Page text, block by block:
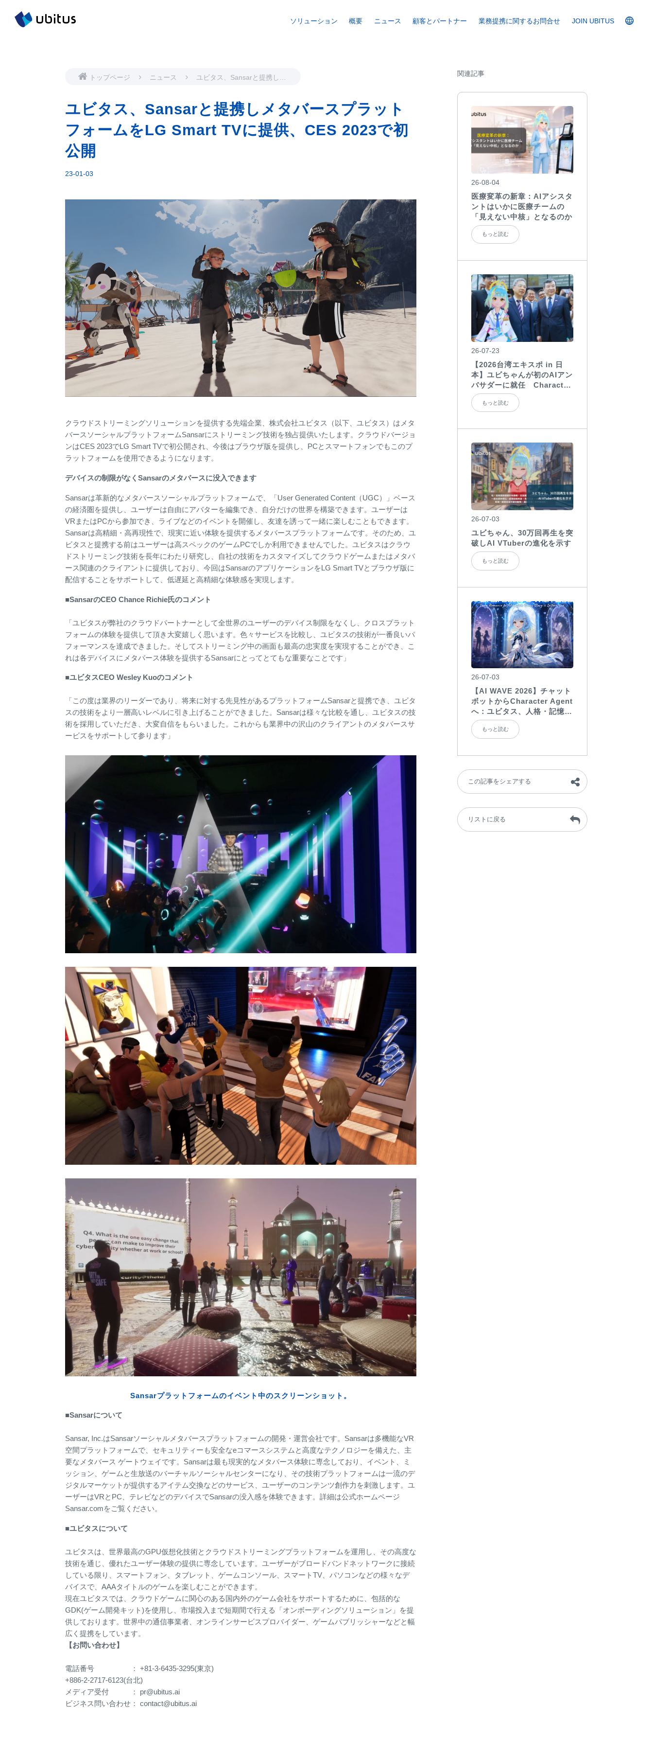
ソリューション 概要 ニュース 顧客とパートナー 業務提携に関するお問合せ JOIN UBITUS
トップページ ニュース
ユビタス、Sansarと提携しメ
LG Smart TVに提供、CES
2023で初公開
ユビタス、Sansarと提携しメタバースプラット
フォームをLG Smart TVに提供、CES 2023で初
公開
23-01-03
クラウドストリーミングソリューションを提供する先端企業、株式会社ユビタス（以下、ユビタス）はメタ
バースソーシャルプラットフォームSansarにストリーミング技術を独占提供いたします。クラウドバージョ
ンはCES 2023でLG Smart TVで初公開され、今後はブラウザ版を提供し、PCとスマートフォンでもこのプ
ラットフォームを使用できるようになります。
デバイスの制限がなくSansarのメタバースに没入できます
Sansarは革新的なメタバースソーシャルプラットフォームで、「User Generated Content（UGC）」ベース
の経済圏を提供し、ユーザーは自由にアバターを編集でき、自分だけの世界を構築できます。ユーザーは
VRまたはPCから参加でき、ライブなどのイベントを開催し、友達を誘って一緒に楽しむこともできます。
Sansarは高精細・高再現性で、現実に近い体験を提供するメタバースプラットフォームです。そのため、ユ
ビタスと提携する前はユーザーは高スペックのゲームPCでしか利用できませんでした。ユビタスはクラウ
ドストリーミング技術を長年にわたり研究し、自社の技術をカスタマイズしてクラウドゲームまたはメタバ
ース関連のクライアントに提供しており、今回はSansarのアプリケーションをLG Smart TVとブラウザ版に
配信することをサポートして、低遅延と高精細な体験感を実現します。
■SansarのCEO Chance Richie氏のコメント
「ユビタスが弊社のクラウドパートナーとして全世界のユーザーのデバイス制限をなくし、クロスプラット
フォームの体験を提供して頂き大変嬉しく思います。色々サービスを比較し、ユビタスの技術が一番良いパ
フォーマンスを達成できました。そしてストリーミング中の画面も最高の忠実度を実現することができ、こ
れは各デバイスにメタバース体験を提供するSansarにとってとてもな重要なことです」
■ユビタスCEO Wesley Kuoのコメント
「この度は業界のリーダーであり、将来に対する先見性があるプラットフォームSansarと提携でき、ユビタ
スの技術をより一層高いレベルに引き上げることができました。Sansarは様々な比較を通し、ユビタスの技
術を採用していただき、大変自信をもらいました。これからも業界中の沢山のクライアントのメタバースサ
ービスをサポートして参ります」
Sansarプラットフォームのイベント中のスクリーンショット。
■Sansarについて
Sansar, Inc.はSansarソーシャルメタバースプラットフォームの開発・運営会社です。Sansarは多機能なVR
空間プラットフォームで、セキュリティーも安全なeコマースシステムと高度なテクノロジーを備えた、主
要なメタバース ゲートウェイです。Sansarは最も現実的なメタバース体験に専念しており、イベント、ミ
ッション、ゲームと生放送のバーチャルソーシャルセンターになり、その技術プラットフォームは一流のデ
ジタルマーケットが提供するアイテム交換などのサービス、ユーザーのコンテンツ創作力を刺激します。ユ
ーザーはVRとPC、テレビなどのデバイスでSansarの没入感を体験できます。詳細は公式ホームページ
Sansar.comをご覧ください。
■ユビタスについて
ユビタスは、世界最高のGPU仮想化技術とクラウドストリーミングプラットフォームを運用し、その高度な
技術を通じ、優れたユーザー体験の提供に専念しています。ユーザーがブロードバンドネットワークに接続
している限り、スマートフォン、タブレット、ゲームコンソール、スマートTV、パソコンなどの様々なデ
バイスで、AAAタイトルのゲームを楽しむことができます。
現在ユビタスでは、クラウドゲームに関心のある国内外のゲーム会社をサポートするために、包括的な
GDK(ゲーム開発キット)を使用し、市場投入まで短期間で行える「オンボーディングソリューション」を提
供しております。世界中の通信事業者、オンラインサービスプロバイダー、ゲームパブリッシャーなどと幅
広く提携をしています。
【お問い合わせ】
電話番号 ： +81-3-6435-3295(東京)
+886-2-2717-6123(台北)
メディア受付 ： pr@ubitus.ai
ビジネス問い合わせ： contact@ubitus.ai
関連記事
26-08-04
医療変革の新章：AIアシスタ
ントはいかに医療チームの
「見えない中核」となるのか
もっと読む
26-07-23
【2026台湾エキスポ in 日
本】ユビちゃんが初のAIアン
バサダーに就任 Character
Agentの国際展示会での活用
を実証もっと読む
26-07-03
ユビちゃん、30万回再生を突
破しAI VTuberの進化を示す
もっと読む
26-07-03
【AI WAVE 2026】チャット
ボットからCharacter Agent
へ：ユビタス、人格・記憶・
対話能力を備えたAI
Charactersを展示
もっと読む
この記事をシェアする
リストに戻る